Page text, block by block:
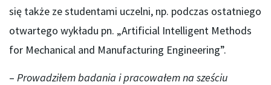
się także ze studentami uczelni, np. podczas ostatniego
otwartego wykładu pn. „Artificial Intelligent Methods
for Mechanical and Manufacturing Engineering”.
– Prowadziłem badania i pracowałem na sześciu